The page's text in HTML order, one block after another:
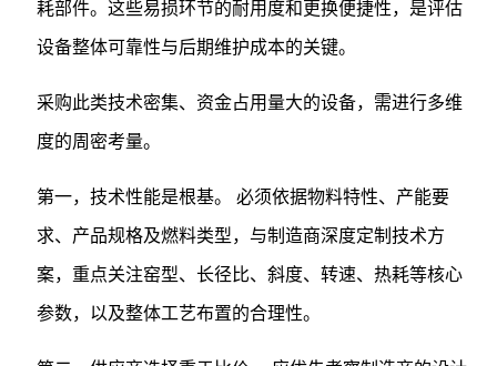
耗部件。这些易损环节的耐用度和更换便捷性，是评估
设备整体可靠性与后期维护成本的关键。
采购此类技术密集、资金占用量大的设备，需进行多维
度的周密考量。
第一，技术性能是根基。 必须依据物料特性、产能要
求、产品规格及燃料类型，与制造商深度定制技术方
案，重点关注窑型、长径比、斜度、转速、热耗等核心
参数，以及整体工艺布置的合理性。